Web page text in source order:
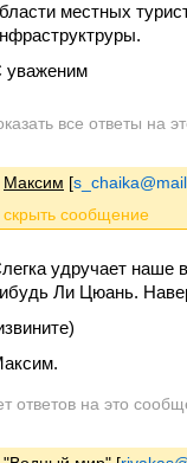
местных
уваженим
все ответы на
Максим [
удручает наше
Ли Цюань.
ответов на это